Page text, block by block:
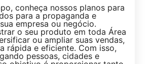
conheça nossos planos para
para a propaganda e
empresa ou negócio.
o seu produto em toda Área
ou ampliar suas vendas,
rápida e eficiente. Com isso,
pessoas, cidades e